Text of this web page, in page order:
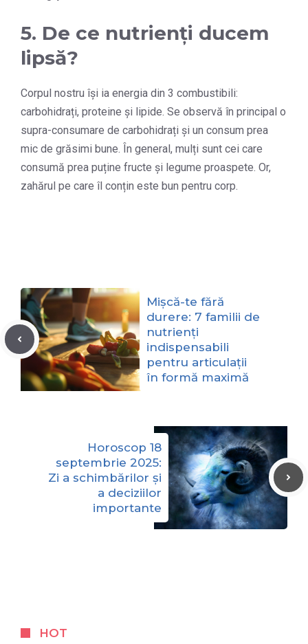
5. De ce nutrienți ducem
lipsă?
Corpul nostru își ia energia din 3 combustibili:
carbohidrați, proteine și lipide. Se observă în principal o
supra-consumare de carbohidrați și un consum prea
mic de grăsimi bune. În general, mulți sunt cei care
consumă prea puține fructe și legume proaspete. Or,
zahărul pe care îl conțin este bun pentru corp.
Mișcă-te fără
durere: 7 familii de
nutrienți
indispensabili
pentru articulații
în formă maximă
Horoscop 18
septembrie 2025:
Zi a schimbărilor și
a deciziilor
importante
HOT